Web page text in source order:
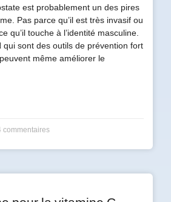
est probablement un des pires
Pas parce qu’il est très invasif ou
qu’il touche à l’identité masculine.
qui sont des outils de prévention fort
même améliorer le
commentaires